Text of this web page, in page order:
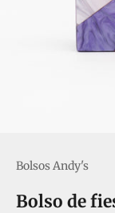
Bolsos Andy's
Bolso de